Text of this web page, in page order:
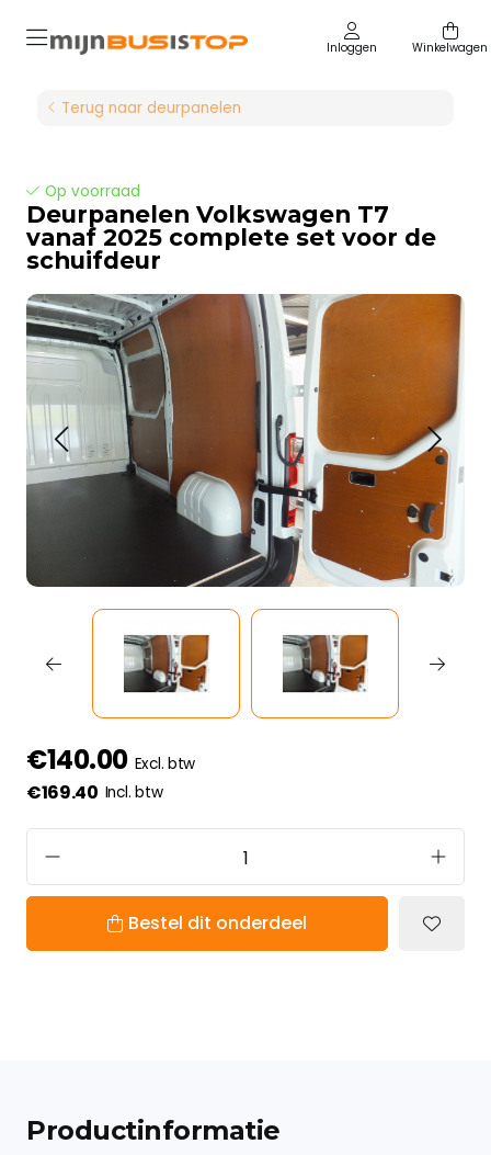
Inloggen Winkelwagen
Terug naar deurpanelen
Op voorraad
Deurpanelen Volkswagen T7
vanaf 2025 complete set voor de
schuifdeur
€140.00 Excl. btw
€169.40 Incl. btw
Bestel dit onderdeel
Productinformatie